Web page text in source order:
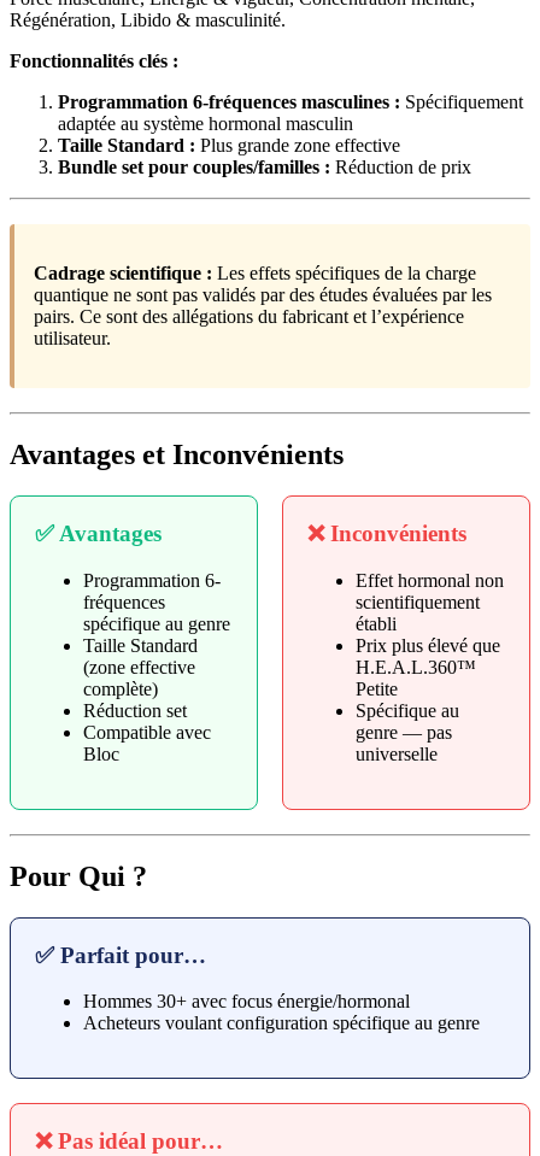
Régénération, Libido & masculinité.
Fonctionnalités clés :
Programmation 6-fréquences masculines : Spécifiquement
adaptée au système hormonal masculin
Taille Standard : Plus grande zone effective
Bundle set pour couples/familles : Réduction de prix
Cadrage scientifique : Les effets spécifiques de la charge
quantique ne sont pas validés par des études évaluées par les
pairs. Ce sont des allégations du fabricant et l’expérience
utilisateur.
Avantages et Inconvénients
✅ Avantages
Programmation 6-
fréquences
spécifique au genre
Taille Standard
(zone effective
complète)
Réduction set
Compatible avec
Bloc
❌ Inconvénients
Effet hormonal non
scientifiquement
établi
Prix plus élevé que
H.E.A.L.360™
Petite
Spécifique au
genre — pas
universelle
Pour Qui ?
✅ Parfait pour…
Hommes 30+ avec focus énergie/hormonal
Acheteurs voulant configuration spécifique au genre
❌ Pas idéal pour…